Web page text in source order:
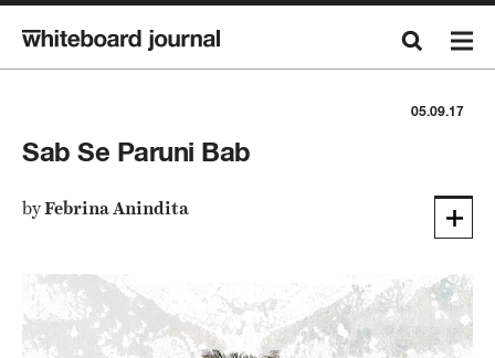
05.09.17
Sab Se Paruni Bab
byFebrina Anindita